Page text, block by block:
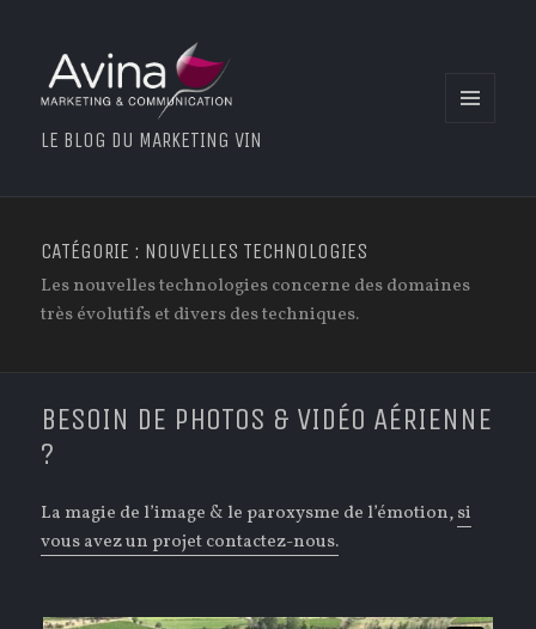
LE BLOG DU MARKETING VIN
CATÉGORIE : NOUVELLES TECHNOLOGIES
Les nouvelles technologies concerne des domaines
très évolutifs et divers des techniques.
BESOIN DE PHOTOS & VIDÉO AÉRIENNE
?
La magie de l’image & le paroxysme de l’émotion,si
vous avez un projet contactez-nous.